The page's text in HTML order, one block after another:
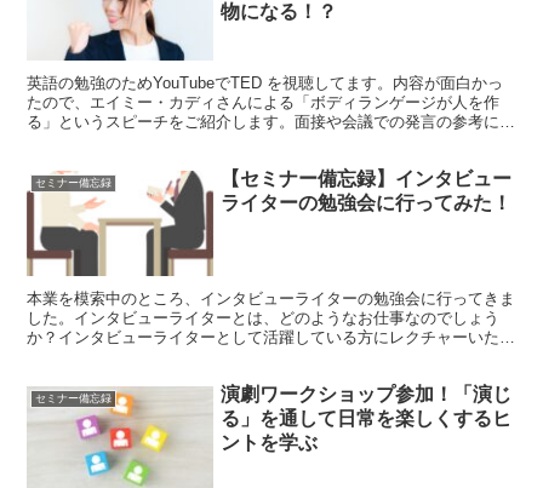
物になる！？
英語の勉強のためYouTubeでTED を視聴してます。内容が面白かっ
たので、エイミー・カディさんによる「ボディランゲージが人を作
る」というスピーチをご紹介します。面接や会議での発言の参考にな
セミナー備忘録
【セミナー備忘録】インタビュー
ライターの勉強会に行ってみた！
本業を模索中のところ、インタビューライターの勉強会に行ってきま
した。インタビューライターとは、どのようなお仕事なのでしょう
か？インタビューライターとして活躍している方にレクチャーいただ
セミナー備忘録
演劇ワークショップ参加！「演じ
る」を通して日常を楽しくするヒ
ントを学ぶ